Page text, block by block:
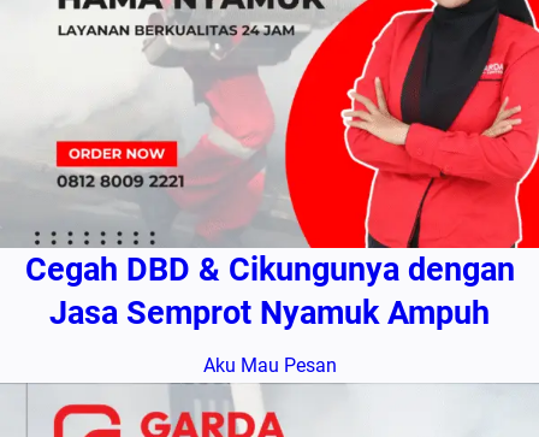
Cegah DBD & Cikungunya dengan
Jasa Semprot Nyamuk Ampuh
Aku Mau Pesan